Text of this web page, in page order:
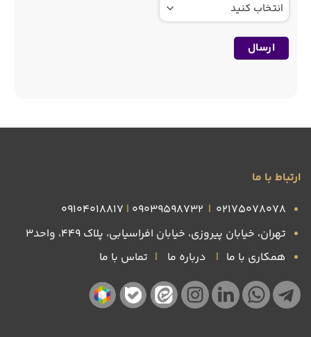
ارتباط با ما
۰۲۱۷۵۰۷۸۰۷۸ |
09039598732
|
09104018817
تهران، خیابان پیروزی، خیابان افراسیابی، پلاک ۴۴۹، واحد3
همکاری با ما | درباره ما | تماس با ما